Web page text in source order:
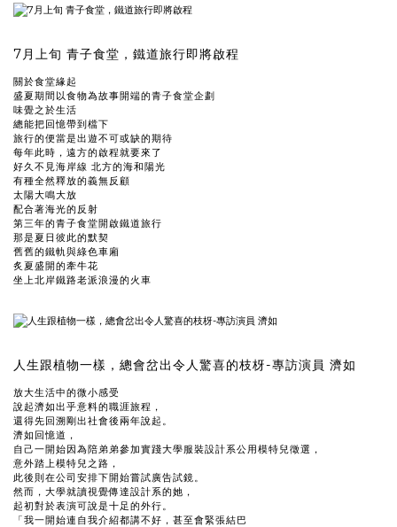
7月上旬 青子食堂，鐵道旅行即將啟程
關於食堂緣起
盛夏期間以食物為故事開端的青子食堂企劃
味覺之於生活
總能把回憶帶到檔下
旅行的便當是出遊不可或缺的期待
每年此時，遠方的啟程就要來了
好久不見海岸線 北方的海和陽光
有種全然釋放的義無反顧
太陽大鳴大放
配合著海光的反射
第三年的青子食堂開啟鐵道旅行
那是夏日彼此的默契
舊舊的鐵軌與綠色車廂
炙夏盛開的牽牛花
坐上北岸鐵路老派浪漫的火車
人生跟植物一樣，總會岔出令人驚喜的枝枒-專訪演員 濟如
放大生活中的微小感受
說起濟如出乎意料的職涯旅程，
還得先回溯剛出社會後兩年說起。
濟如回憶道，
自己一開始因為陪弟弟參加實踐大學服裝設計系公用模特兒徵選，
意外踏上模特兒之路，
此後則在公司安排下開始嘗試廣告試鏡。
然而，大學就讀視覺傳達設計系的她，
起初對於表演可說是十足的外行。
「我一開始連自我介紹都講不好，甚至會緊張結巴